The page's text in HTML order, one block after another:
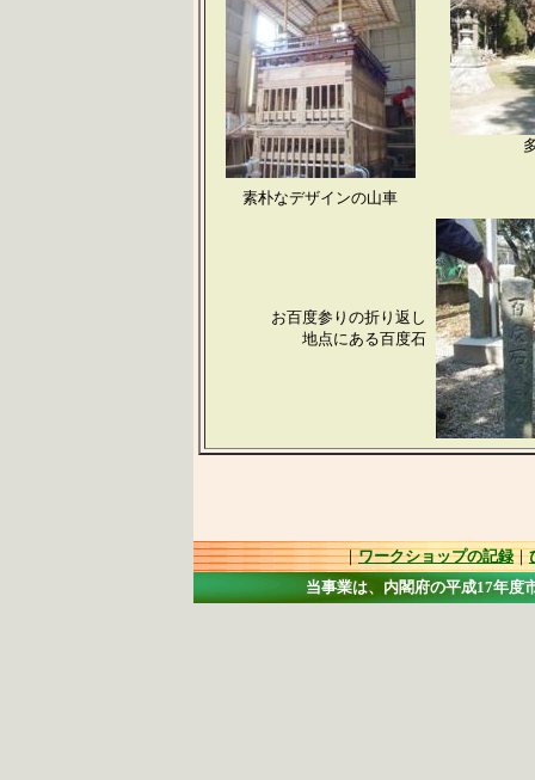
素朴なデザインの山車
お百度参りの折り返し
地点にある百度石
｜ワークショップの記録｜
当事業は、内閣府の平成17年度